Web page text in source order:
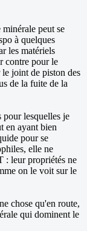
peut se
à quelques
les matériels
contre pour le
joint de piston des
de la fuite de la
pour lesquelles je
en ayant bien
pour se
elle ne
: leur propriétés ne
on le voit sur le
chose qu'en route,
qui dominent le